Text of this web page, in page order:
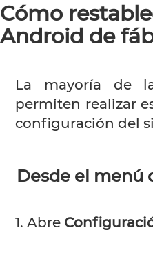
Cómo
Android de
La mayoría de
permiten realizar
configuración del
Desde el menú
1. Abre